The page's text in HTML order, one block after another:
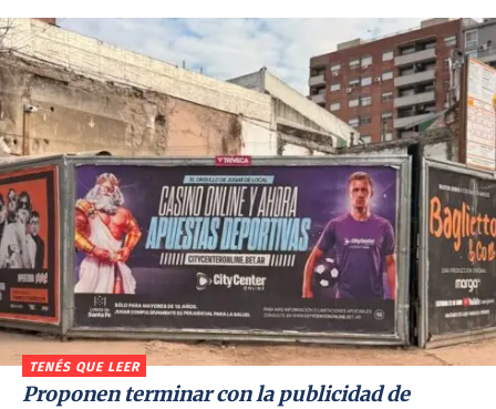
TENÉS QUE LEER
Proponen terminar con la publicidad de